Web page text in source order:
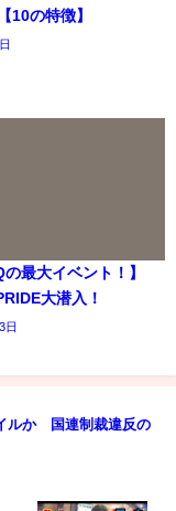
10の特徴】
の最大イベント！】
大潜入！
日
ルか 国連制裁違反の